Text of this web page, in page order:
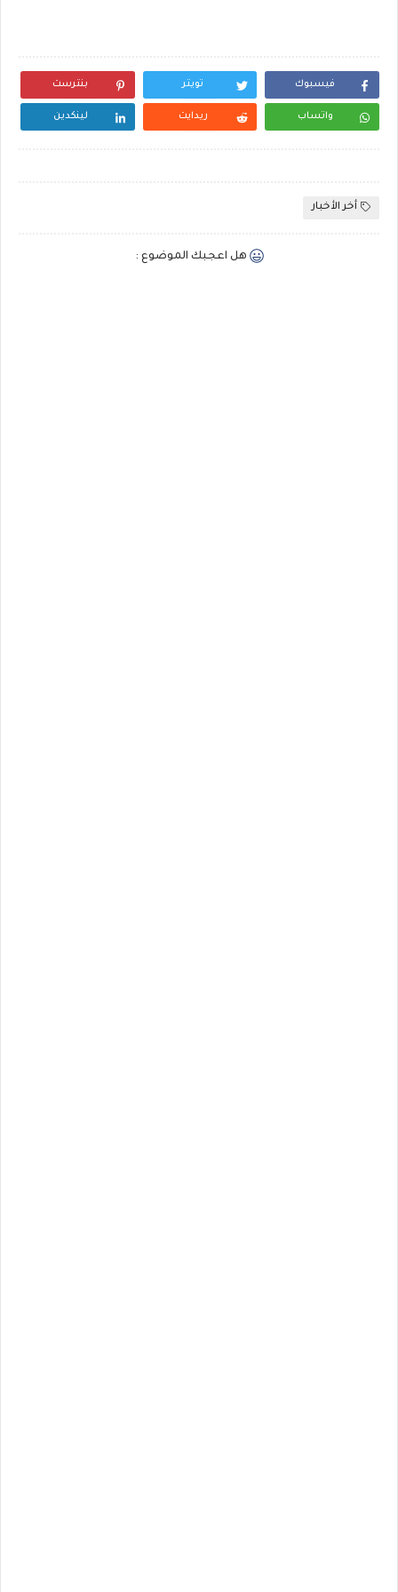
فيسبوك تويتر بنترست
واتساب ريدايت لينكدين
أخر الأخبار
هل اعجبك الموضوع :